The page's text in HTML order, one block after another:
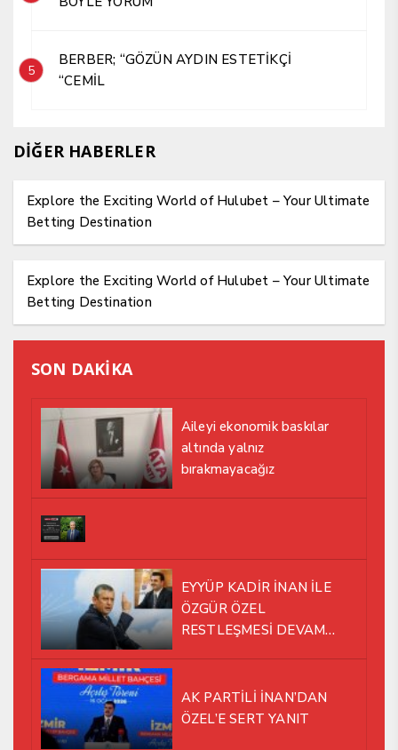
5
BERBER; “GÖZÜN AYDIN ESTETİKÇİ
“CEMİL
DİĞER HABERLER
Explore the Exciting World of Hulubet – Your Ultimate
Betting Destination
Explore the Exciting World of Hulubet – Your Ultimate
Betting Destination
SON DAKİKA
Aileyi ekonomik baskılar
altında yalnız
bırakmayacağız
EYYÜP KADİR İNAN İLE
ÖZGÜR ÖZEL
RESTLEŞMESİ DEVAM
AK PARTİLİ İNAN’DAN
ÖZEL’E SERT YANIT